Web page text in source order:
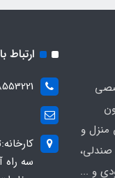
منزل و
صندلی،
و ...
ارتباط
سه راه